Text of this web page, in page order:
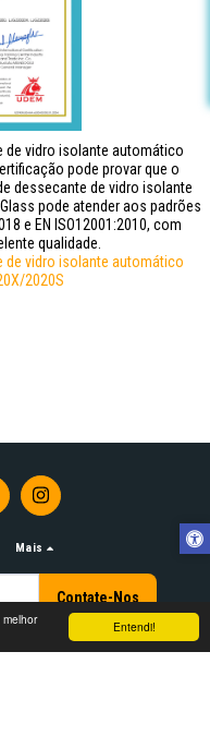
Entendi!
de vidro isolante automático
pode provar que o
dessecante de vidro isolante
pode atender aos padrões
e EN ISO12001:2010, com
qualidade.
de vidro isolante automático
2020S
Mais
Contate-Nos